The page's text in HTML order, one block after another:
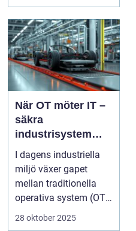
När OT möter IT –
säkra
industrisystem
utan att stoppa
produktionen
I dagens industriella
miljö växer gapet
mellan traditionella
operativa system (OT)
och mod...
28 oktober 2025